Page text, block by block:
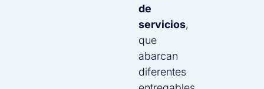
de
servicios,
que
abarcan
diferentes